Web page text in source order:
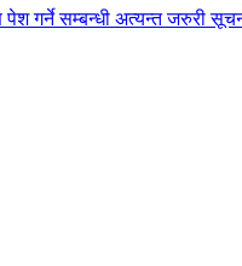
पेश गर्ने सम्बन्धी अत्यन्त जरुरी